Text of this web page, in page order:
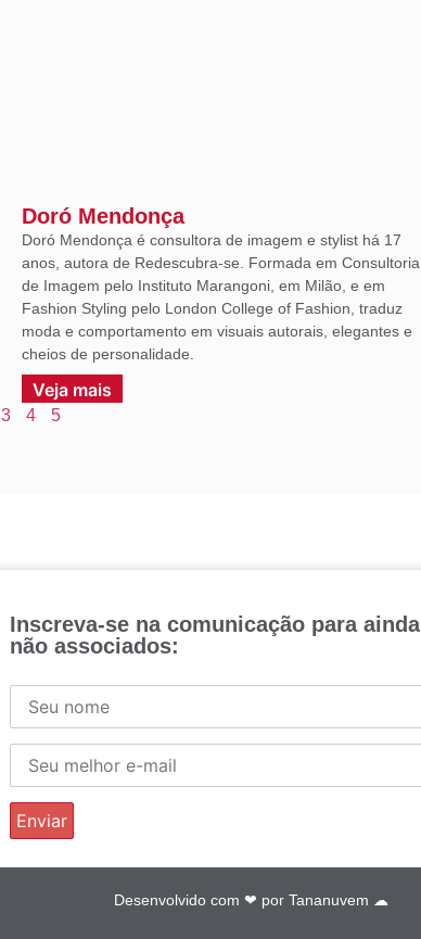
Doró Mendonça
Doró Mendonça é consultora de imagem e stylist há 17
anos, autora de Redescubra-se. Formada em Consultoria
de Imagem pelo Instituto Marangoni, em Milão, e em
Fashion Styling pelo London College of Fashion, traduz
moda e comportamento em visuais autorais, elegantes e
cheios de personalidade.
Veja mais
3 4 5
Inscreva-se na comunicação para ainda
não associados:
Desenvolvido com ❤ por Tananuvem ☁